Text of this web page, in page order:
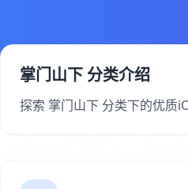
掌门山下 分类介绍
探索 掌门山下 分类下的优质